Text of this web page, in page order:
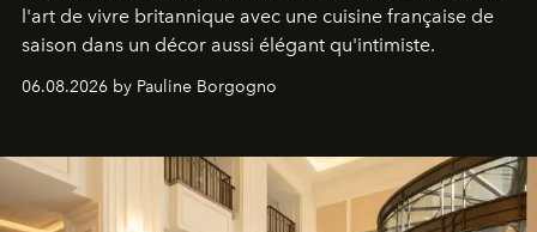
l'art de vivre britannique avec une cuisine française de
saison dans un décor aussi élégant qu'intimiste.
06.08.2026 by Pauline Borgogno